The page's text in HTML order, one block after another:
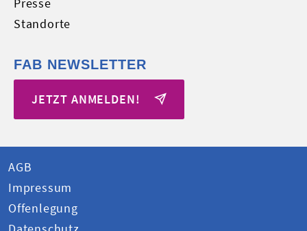
Presse
Standorte
FAB NEWSLETTER
JETZT ANMELDEN!
AGB
Impressum
Offenlegung